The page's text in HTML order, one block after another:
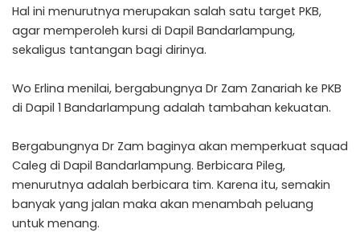
Hal ini menurutnya merupakan salah satu target PKB,
agar memperoleh kursi di Dapil Bandarlampung,
sekaligus tantangan bagi dirinya.
Wo Erlina menilai, bergabungnya Dr Zam Zanariah ke PKB
di Dapil 1 Bandarlampung adalah tambahan kekuatan.
Bergabungnya Dr Zam baginya akan memperkuat squad
Caleg di Dapil Bandarlampung. Berbicara Pileg,
menurutnya adalah berbicara tim. Karena itu, semakin
banyak yang jalan maka akan menambah peluang
untuk menang.